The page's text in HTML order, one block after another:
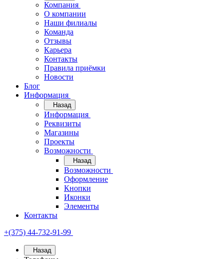
Компания
О компании
Наши филиалы
Команда
Отзывы
Карьера
Контакты
Правила приёмки
Новости
Блог
Информация
Назад
Информация
Реквизиты
Магазины
Проекты
Возможности
Назад
Возможности
Оформление
Кнопки
Иконки
Элементы
Контакты
+(375) 44-732-91-99
Назад